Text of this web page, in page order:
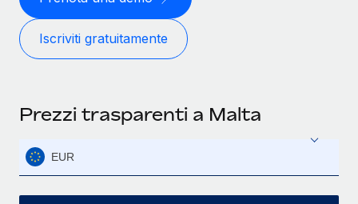
Iscriviti gratuitamente
Prezzi trasparenti a Malta
EUR